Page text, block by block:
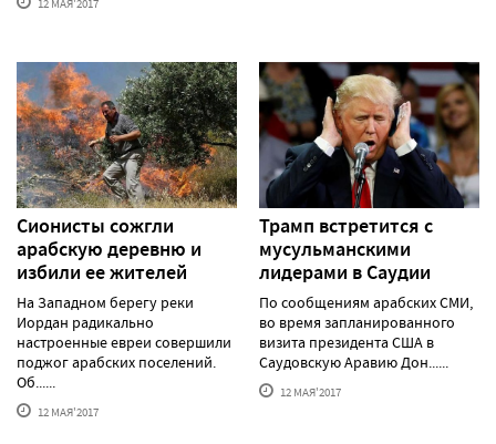
Сионисты сожгли
арабскую деревню и
избили ее жителей
На Западном берегу реки
Иордан радикально
настроенные евреи совершили
поджог арабских поселений.
Об......
12 МАЯ'2017
Трамп встретится с
мусульманскими
лидерами в Саудии
По сообщениям арабских СМИ,
во время запланированного
визита президента США в
Саудовскую Аравию Дон......
12 МАЯ'2017